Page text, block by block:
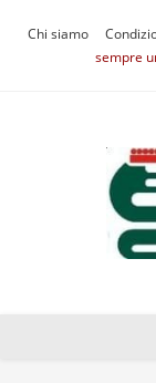
Chi siamo
sempre